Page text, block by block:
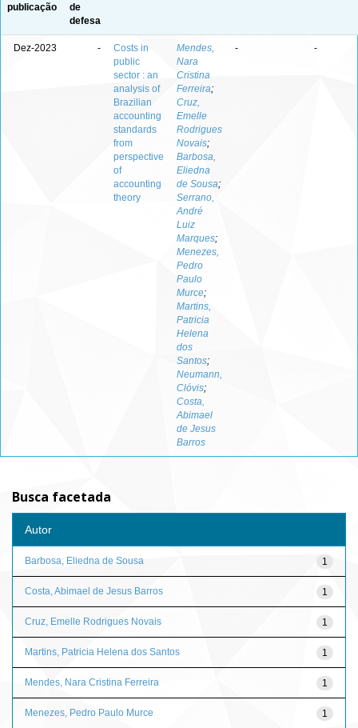
publicação
de
defesa
Dez-2023 -
Costs in
public
sector : an
analysis of
Brazilian
accounting
standards
from
perspective
of
accounting
theory
Mendes,
Nara
Cristina
Ferreira;
Cruz,
Emelle
Rodrigues
Novais;
Barbosa,
Eliedna
de Sousa;
Serrano,
André
Luiz
Marques;
Menezes,
Pedro
Paulo
Murce;
Martins,
Patricia
Helena
dos
Santos;
Neumann,
Clóvis;
Costa,
Abimael
de Jesus
Barros
- -
Busca facetada
Autor
1
Barbosa, Eliedna de Sousa
1
Costa, Abimael de Jesus Barros
1
Cruz, Emelle Rodrigues Novais
1
Martins, Patricia Helena dos Santos
1
Mendes, Nara Cristina Ferreira
1
Menezes, Pedro Paulo Murce